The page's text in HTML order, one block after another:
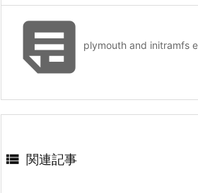
plymouth and initramfs
 関連記事